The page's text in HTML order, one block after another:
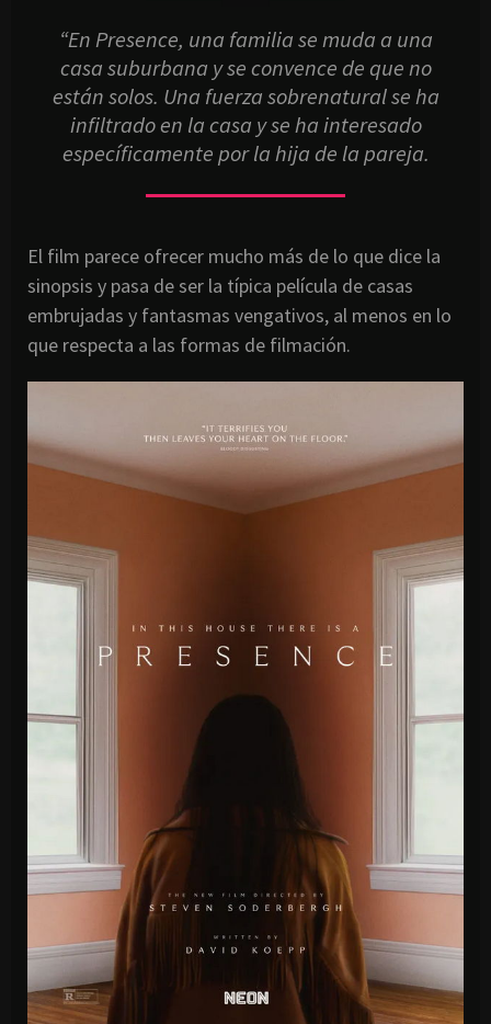
“En Presence, una familia se muda a una
casa suburbana y se convence de que no
están solos. Una fuerza sobrenatural se ha
infiltrado en la casa y se ha interesado
específicamente por la hija de la pareja.
El film parece ofrecer mucho más de lo que dice la
sinopsis y pasa de ser la típica película de casas
embrujadas y fantasmas vengativos, al menos en lo
que respecta a las formas de filmación.